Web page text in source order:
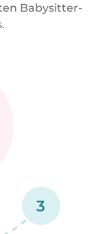
Babysitter-
3